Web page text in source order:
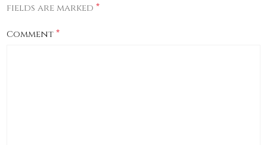
fields are marked*
Comment*